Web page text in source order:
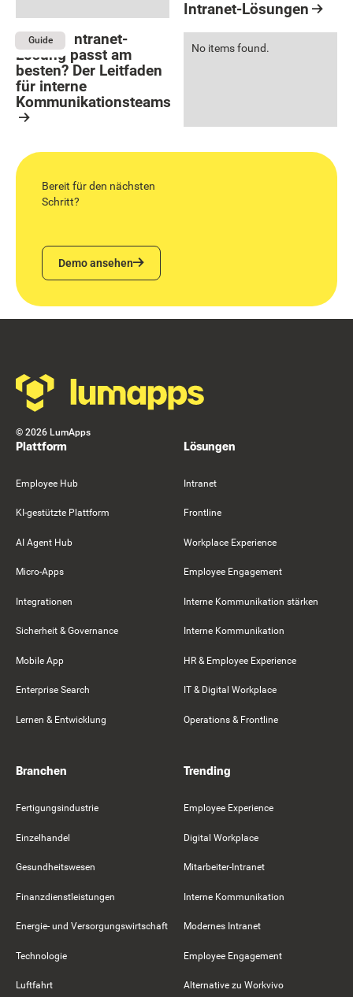
Intranet-Lösungen
Guide
Welche Intranet-
Lösung passt am
besten? Der Leitfaden
für interne
Kommunikationsteams
No items found.
Bereit für den nächsten
Schritt?
Demo ansehen
Demo ansehen
© 2026 LumApps
Plattform
Employee Hub
KI-gestützte Plattform
AI Agent Hub
Micro-Apps
Integrationen
Sicherheit & Governance
Mobile App
Enterprise Search
Lernen & Entwicklung
Lösungen
Intranet
Frontline
Workplace Experience
Employee Engagement
Interne Kommunikation stärken
Interne Kommunikation
HR & Employee Experience
IT & Digital Workplace
Operations & Frontline
Branchen
Fertigungsindustrie
Einzelhandel
Gesundheitswesen
Finanzdienstleistungen
Energie- und Versorgungswirtschaft
Technologie
Luftfahrt
Trending
Employee Experience
Digital Workplace
Mitarbeiter-Intranet
Interne Kommunikation
Modernes Intranet
Employee Engagement
Alternative zu Workvivo